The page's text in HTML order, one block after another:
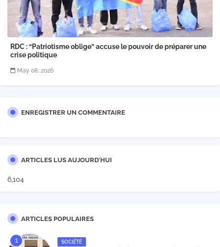
RDC : “Patriotisme oblige” accuse le pouvoir de préparer une
crise politique
May 08, 2026
ENREGISTRER UN COMMENTAIRE
ARTICLES LUS AUJOURD'HUI
6,104
ARTICLES POPULAIRES
SOCIÉTÉ